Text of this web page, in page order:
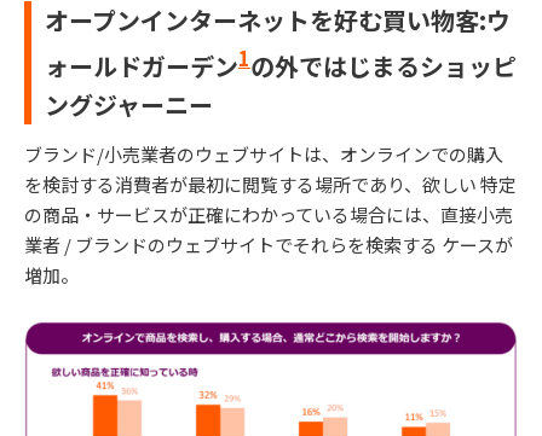
オープンインターネットを好む買い物客:ウ
ォールドガーデン1の外ではじまるショッピ
ングジャーニー
ブランド/小売業者のウェブサイトは、オンラインでの購入
を検討する消費者が最初に閲覧する場所であり、欲しい 特定
の商品・サービスが正確にわかっている場合には、直接小売
業者 / ブランドのウェブサイトでそれらを検索する ケースが
増加。